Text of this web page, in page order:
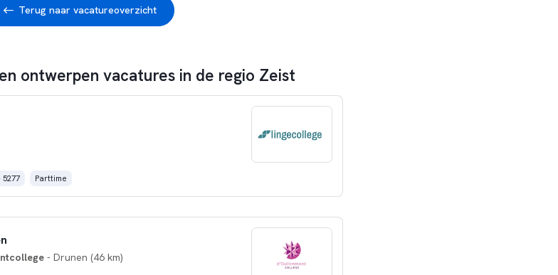
Terug naar vacatureoverzicht
ontwerpen vacatures in de regio Zeist
5277 Parttime
- Drunen (46 km)